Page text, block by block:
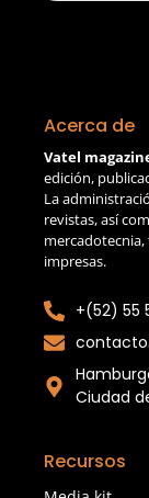
Acerca de
Vatel
edición,
La
revistas, así
impresas.
+(52) 55
Ciudad
Recursos